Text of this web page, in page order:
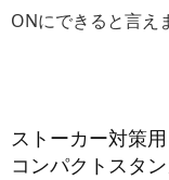
ONにできると言え
ストーカー対策
コンパクトスタ